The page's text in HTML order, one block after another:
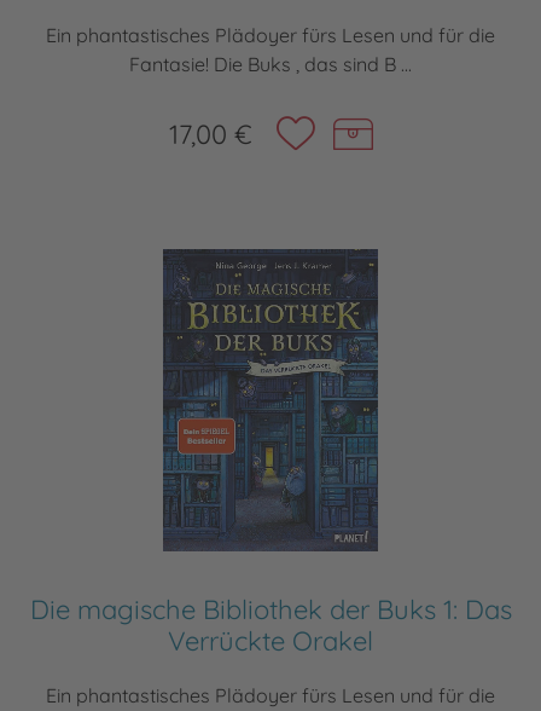
Ein phantastisches Plädoyer fürs Lesen und für die
Fantasie! Die Buks , das sind B ...
17,00 €
Die magische Bibliothek der Buks 1: Das
Verrückte Orakel
Ein phantastisches Plädoyer fürs Lesen und für die